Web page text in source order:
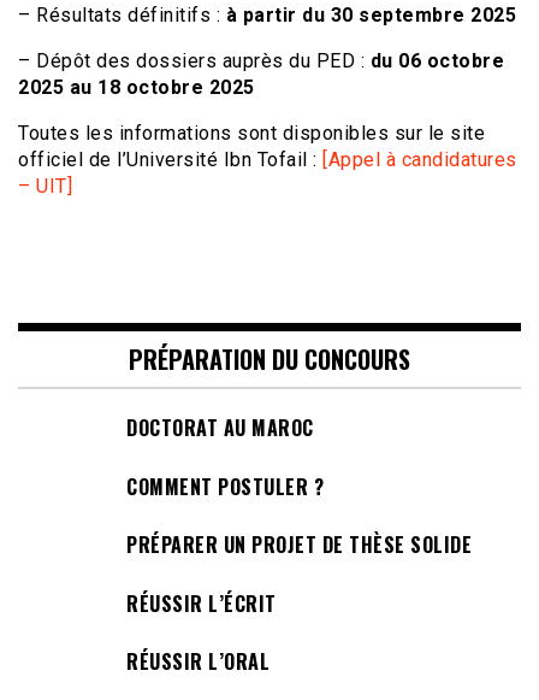
– Résultats définitifs : à partir du 30 septembre 2025
– Dépôt des dossiers auprès du PED : du 06 octobre
2025 au 18 octobre 2025
Toutes les informations sont disponibles sur le site
officiel de l’Université Ibn Tofail : [Appel à candidatures
– UIT]
PRÉPARATION DU CONCOURS
DOCTORAT AU MAROC
COMMENT POSTULER ?
PRÉPARER UN PROJET DE THÈSE SOLIDE
RÉUSSIR L’ÉCRIT
RÉUSSIR L’ORAL